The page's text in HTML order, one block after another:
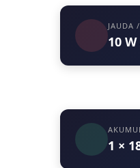
JAUDA
10
1 ×